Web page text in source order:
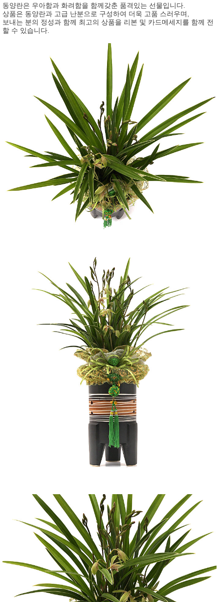
동양란은 우아함과 화려함을 함께갖춘 품격있는 선물입니다.
상품은 동양란과 고급 난분으로 구성하여 더욱 고품 스러우며,
보내는 분의 정성과 함께 최고의 상품을 리본 및 카드메세지를 함께 전
할 수 있습니다.